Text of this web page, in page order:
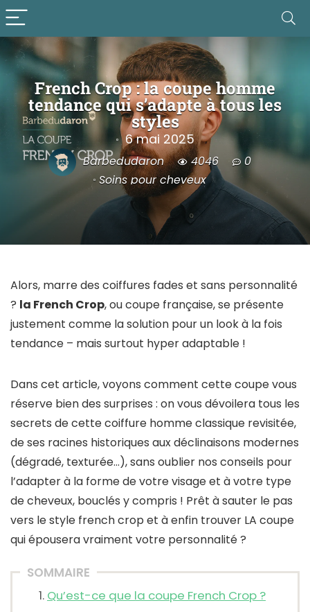
French Crop : la coupe homme
tendance qui s’adapte à tous les
styles
6 mai 2025
Barbedudaron 4046
0
Soins pour cheveux
Alors, marre des coiffures fades et sans personnalité
? la French Crop, ou coupe française, se présente
justement comme la solution pour un look à la fois
tendance – mais surtout hyper adaptable !
Dans cet article, voyons comment cette coupe vous
réserve bien des surprises : on vous dévoilera tous les
secrets de cette coiffure homme classique revisitée,
de ses racines historiques aux déclinaisons modernes
(dégradé, texturée…), sans oublier nos conseils pour
l’adapter à la forme de votre visage et à votre type
de cheveux, bouclés y compris ! Prêt à sauter le pas
vers le style french crop et à enfin trouver LA coupe
qui épousera vraiment votre personnalité ?
SOMMAIRE
Qu’est-ce que la coupe French Crop ?